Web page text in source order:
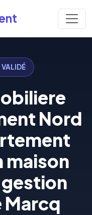
VALIDÉ
Nord
maison
Marcq